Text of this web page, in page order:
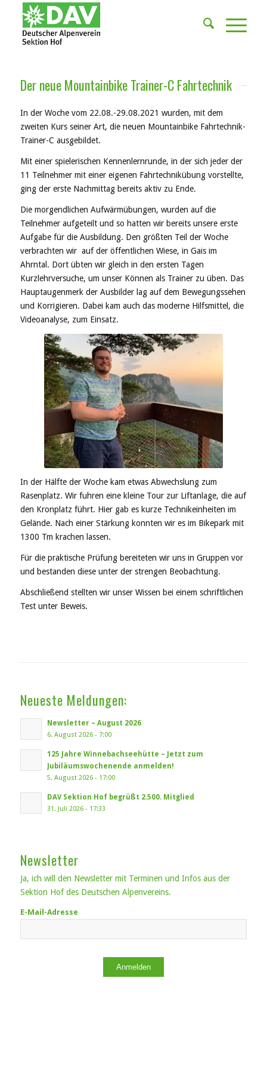
Der neue Mountainbike Trainer-C Fahrtechnik
In der Woche vom 22.08.-29.08.2021 wurden, mit dem
zweiten Kurs seiner Art, die neuen Mountainbike Fahrtechnik-
Trainer-C ausgebildet.
Mit einer spielerischen Kennenlernrunde, in der sich jeder der
11 Teilnehmer mit einer eigenen Fahrtechnikübung vorstellte,
ging der erste Nachmittag bereits aktiv zu Ende.
Die morgendlichen Aufwärmübungen, wurden auf die
Teilnehmer aufgeteilt und so hatten wir bereits unsere erste
Aufgabe für die Ausbildung. Den größten Teil der Woche
verbrachten wir auf der öffentlichen Wiese, in Gais im
Ahrntal. Dort übten wir gleich in den ersten Tagen
Kurzlehrversuche, um unser Können als Trainer zu üben. Das
Hauptaugenmerk der Ausbilder lag auf dem Bewegungssehen
und Korrigieren. Dabei kam auch das moderne Hilfsmittel, die
Videoanalyse, zum Einsatz.
In der Hälfte der Woche kam etwas Abwechslung zum
Rasenplatz. Wir fuhren eine kleine Tour zur Liftanlage, die auf
den Kronplatz führt. Hier gab es kurze Technikeinheiten im
Gelände. Nach einer Stärkung konnten wir es im Bikepark mit
1300 Tm krachen lassen.
Für die praktische Prüfung bereiteten wir uns in Gruppen vor
und bestanden diese unter der strengen Beobachtung.
Abschließend stellten wir unser Wissen bei einem schriftlichen
Test unter Beweis.
Neueste Meldungen:
Newsletter – August 2026
6. August 2026 - 7:00
125 Jahre Winnebachseehütte – Jetzt zum
Jubiläumswochenende anmelden!
5. August 2026 - 17:00
DAV Sektion Hof begrüßt 2.500. Mitglied
31. Juli 2026 - 17:33
Newsletter
Ja, ich will den Newsletter mit Terminen und Infos aus der
Sektion Hof des Deutschen Alpenvereins.
E-Mail-Adresse
Anmelden